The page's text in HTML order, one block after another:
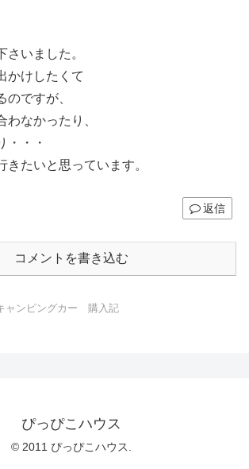
さいました。
かけしたくて
のですが、
わなかったり、
・・・
きたいと思っています。
返信
コメントを書き込む
ャンピングカー 購入記
ぴっぴこハウス
© 2011 ぴっぴこハウス.